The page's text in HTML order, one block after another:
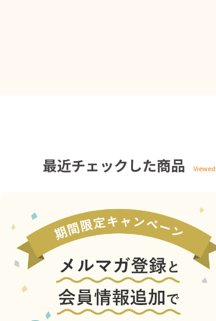
最近チェックした商品
ホーム >ウェッジブックス >文房具・雑貨
ホーム
鉄道グッズ > パラパラまんがノー
会社概要 サイトご利用にあたっ